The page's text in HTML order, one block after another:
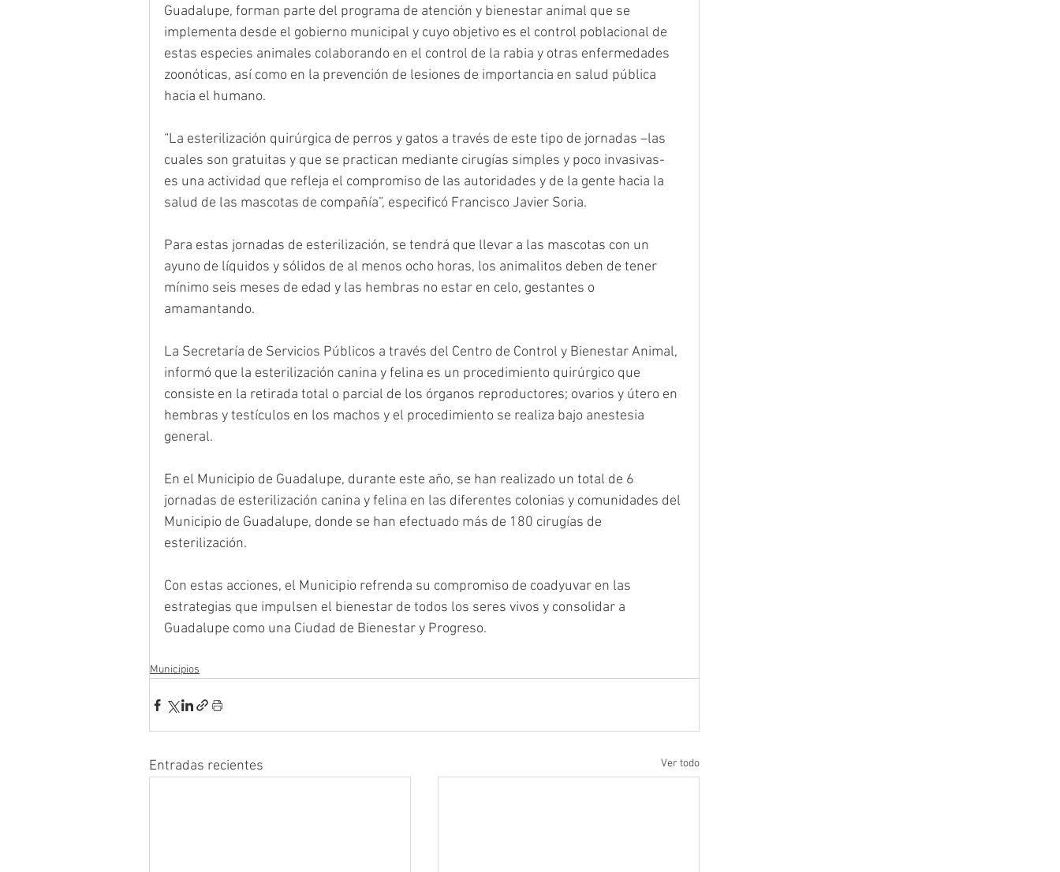
Guadalupe, forman parte del programa de atención y bienestar animal que se
implementa desde el gobierno municipal y cuyo objetivo es el control poblacional de
estas especies animales colaborando en el control de la rabia y otras enfermedades
zoonóticas, así como en la prevención de lesiones de importancia en salud pública
hacia el humano.
“La esterilización quirúrgica de perros y gatos a través de este tipo de jornadas –las
cuales son gratuitas y que se practican mediante cirugías simples y poco invasivas-
es una actividad que refleja el compromiso de las autoridades y de la gente hacia la
salud de las mascotas de compañía”, especificó Francisco Javier Soria.
Para estas jornadas de esterilización, se tendrá que llevar a las mascotas con un
ayuno de líquidos y sólidos de al menos ocho horas, los animalitos deben de tener
mínimo seis meses de edad y las hembras no estar en celo, gestantes o
amamantando.
La Secretaría de Servicios Públicos a través del Centro de Control y Bienestar Animal,
informó que la esterilización canina y felina es un procedimiento quirúrgico que
consiste en la retirada total o parcial de los órganos reproductores; ovarios y útero en
hembras y testículos en los machos y el procedimiento se realiza bajo anestesia
general.
En el Municipio de Guadalupe, durante este año, se han realizado un total de 6
jornadas de esterilización canina y felina en las diferentes colonias y comunidades del
Municipio de Guadalupe, donde se han efectuado más de 180 cirugías de
esterilización.
Con estas acciones, el Municipio refrenda su compromiso de coadyuvar en las
estrategias que impulsen el bienestar de todos los seres vivos y consolidar a
Guadalupe como una Ciudad de Bienestar y Progreso.
Municipios
Entradas recientes Ver todo